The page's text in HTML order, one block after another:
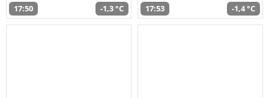
17:50 -1,3 °C 17:53 -1,4 °C